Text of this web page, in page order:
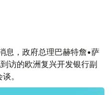
息，政府总理巴赫特詹•萨
访的欧洲复兴开发银行副
。